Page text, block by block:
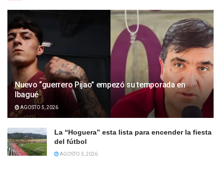
Nuevo “guerrero Pijao” empezó su temporada en
Ibagué
AGOSTO 5, 2026
La “Hoguera” esta lista para encender la fiesta
del fútbol
AGOSTO 3, 2026